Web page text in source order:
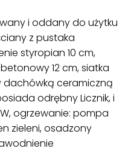
i oddany do użytku
z pustaka
styropian 10 cm,
12 cm, siatka
dachówką ceramiczną
odrębny Licznik, i
ogrzewanie: pompa
zieleni, osadzony